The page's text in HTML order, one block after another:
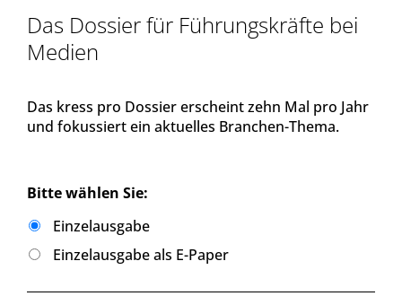
Das Dossier für Führungskräfte bei
Medien
Das kress pro Dossier erscheint zehn Mal pro Jahr
und fokussiert ein aktuelles Branchen-Thema.
Bitte wählen Sie:
Einzelausgabe
Einzelausgabe als E-Paper